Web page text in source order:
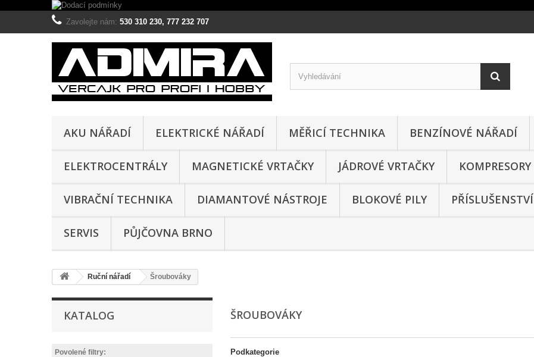
Zavolejte nám: 530 310 230, 777 232 707
AKU NÁŘADÍ ELEKTRICKÉ NÁŘADÍ MĚŘICÍ TECHNIKA BENZÍNOVÉ NÁŘADÍ
ELEKTROCENTRÁLY MAGNETICKÉ VRTAČKY JÁDROVÉ VRTAČKY KOMPRESORY
VIBRAČNÍ TECHNIKA DIAMANTOVÉ NÁSTROJE BLOKOVÉ PILY PŘÍSLUŠENSTVÍ
SERVIS PŮJČOVNA BRNO
Ruční nářadí Šroubováky
KATALOG
Povolené filtry:
ŠROUBOVÁKY
Podkategorie